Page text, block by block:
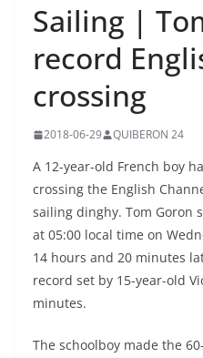
Sailing |
record
crossing
2018-06-29 QUIBERON 24
A 12-year-old French boy
crossing the English
sailing dinghy. Tom Goron
at 05:00 local time on
14 hours and 20 minutes
record set by 15-year-old
minutes.
The schoolboy made the